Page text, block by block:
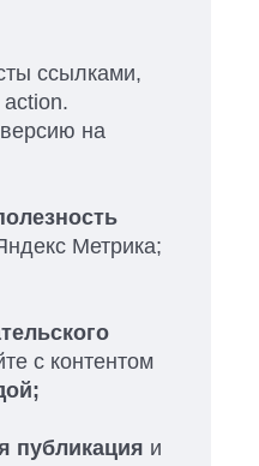
ссылками,
на
Метрика;
с контентом
публикация и